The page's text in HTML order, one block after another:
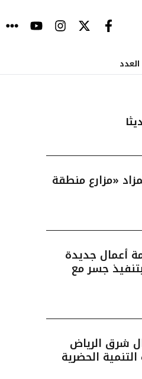
العدد
«مزارع منطقة
أعمال جديدة
جسر مع
شرق الرياض
الحضرية